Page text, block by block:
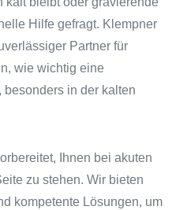
Hilfe gefragt. Klempner
Partner für
wie wichtig eine
in der kalten
Ihnen bei akuten
zu stehen. Wir bieten
kompetente Lösungen, um